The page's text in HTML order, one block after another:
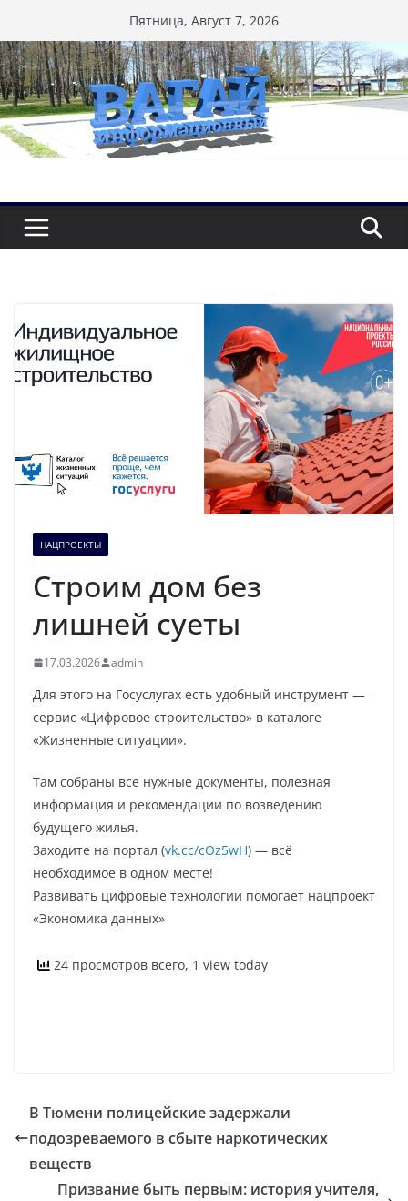
к
содержимому
Пятница, Август 7, 2026
НАЦПРОЕКТЫ
Строим дом без
лишней суеты
17.03.2026 admin
Для этого на Госуслугах есть удобный инструмент —
сервис «Цифровое строительство» в каталоге
«Жизненные ситуации».
Там собраны все нужные документы, полезная
информация и рекомендации по возведению
будущего жилья.
Заходите на портал (vk.cc/cOz5wH) — всё
необходимое в одном месте!
Развивать цифровые технологии помогает нацпроект
«Экономика данных»
24 просмотров всего, 1 view today
В Тюмени полицейские задержали
подозреваемого в сбыте наркотических
веществ
Призвание быть первым: история учителя,